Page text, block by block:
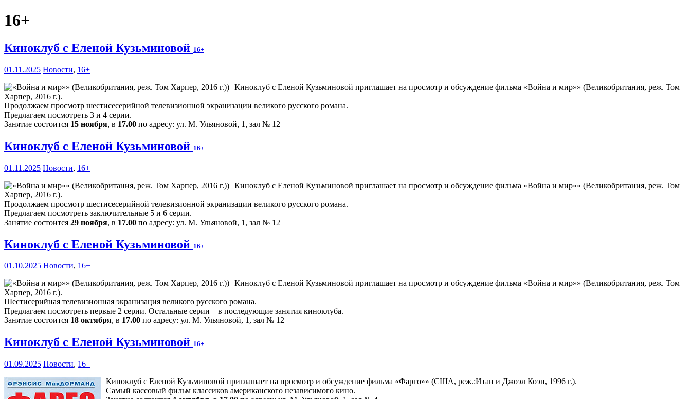
16+
Киноклуб с Еленой Кузьминовой 16+
01.11.2025 Новости, 16+
Киноклуб с Еленой Кузьминовой приглашает на просмотр и обсуждение фильма «Война и мир»» (Великобритания, реж. Том
Харпер, 2016 г.).
Продолжаем просмотр шестисесерийной телевизионной экранизации великого русского романа.
Предлагаем посмотреть 3 и 4 серии.
Занятие состоится 15 ноября, в 17.00 по адресу: ул. М. Ульяновой, 1, зал № 12
Киноклуб с Еленой Кузьминовой 16+
01.11.2025 Новости, 16+
Киноклуб с Еленой Кузьминовой приглашает на просмотр и обсуждение фильма «Война и мир»» (Великобритания, реж. Том
Харпер, 2016 г.).
Продолжаем просмотр шестисесерийной телевизионной экранизации великого русского романа.
Предлагаем посмотреть заключительные 5 и 6 серии.
Занятие состоится 29 ноября, в 17.00 по адресу: ул. М. Ульяновой, 1, зал № 12
Киноклуб с Еленой Кузьминовой 16+
01.10.2025 Новости, 16+
Киноклуб с Еленой Кузьминовой приглашает на просмотр и обсуждение фильма «Война и мир»» (Великобритания, реж. Том
Харпер, 2016 г.).
Шестисерийная телевизионная экранизация великого русского романа.
Предлагаем посмотреть первые 2 серии. Остальные серии – в последующие занятия киноклуба.
Занятие состоится 18 октября, в 17.00 по адресу: ул. М. Ульяновой, 1, зал № 12
Киноклуб с Еленой Кузьминовой 16+
01.09.2025 Новости, 16+
Киноклуб с Еленой Кузьминовой приглашает на просмотр и обсуждение фильма «Фарго»» (США, реж.:Итан и Джоэл Коэн, 1996 г.).
Самый кассовый фильм классиков американского независимого кино.